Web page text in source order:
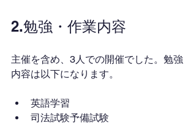
2.勉強・作業内容
主催を含め、3人での開催でした。勉強
内容は以下になります。
英語学習
司法試験予備試験